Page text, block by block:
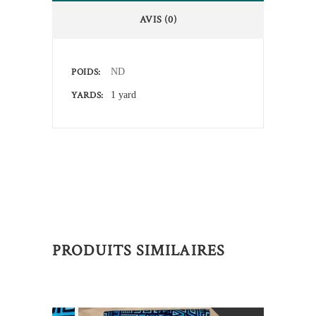
AVIS (0)
POIDS ND
YARDS 1 yard
PRODUITS SIMILAIRES